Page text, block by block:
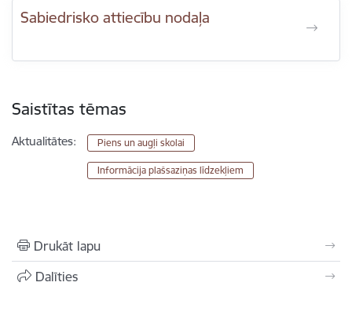
Sabiedrisko attiecību nodaļa
Saistītas tēmas
Aktualitātes: Piens un augļi skolai
Informācija plašsaziņas līdzekļiem
Drukāt lapu
Dalīties